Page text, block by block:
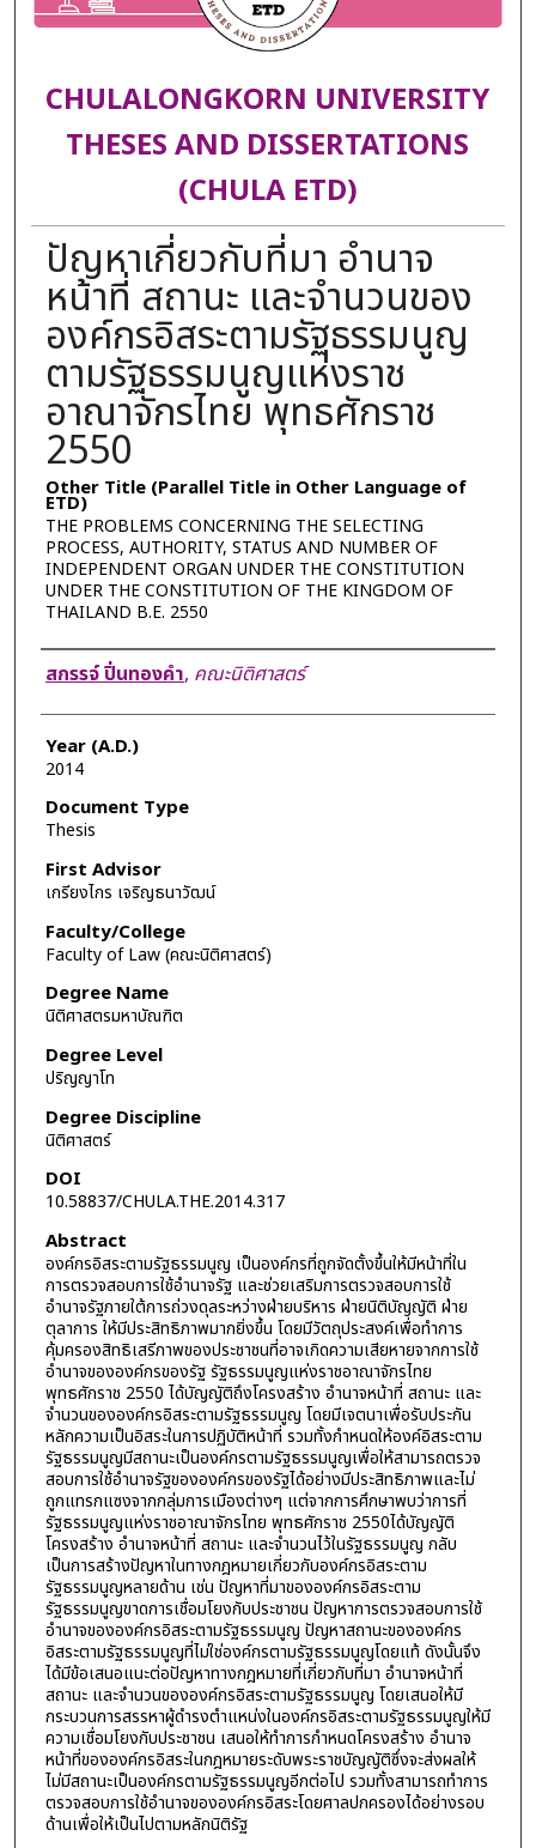
CHULALONGKORN UNIVERSITY
THESES AND DISSERTATIONS
(CHULA ETD)
ปัญหาเกี่ยวกับที่มา อำนาจ
หน้าที่ สถานะ และจำนวนของ
องค์กรอิสระตามรัฐธรรมนูญ
ตามรัฐธรรมนูญแห่งราช
อาณาจักรไทย พุทธศักราช
2550
Other Title (Parallel Title in Other Language of
ETD)
THE PROBLEMS CONCERNING THE SELECTING
PROCESS, AUTHORITY, STATUS AND NUMBER OF
INDEPENDENT ORGAN UNDER THE CONSTITUTION
UNDER THE CONSTITUTION OF THE KINGDOM OF
THAILAND B.E. 2550
Author
สกรรจ์ ปิ่นทองคำ, คณะนิติศาสตร์
Year (A.D.)
2014
Document Type
Thesis
First Advisor
เกรียงไกร เจริญธนาวัฒน์
Faculty/College
Faculty of Law (คณะนิติศาสตร์)
Degree Name
นิติศาสตรมหาบัณฑิต
Degree Level
ปริญญาโท
Degree Discipline
นิติศาสตร์
DOI
10.58837/CHULA.THE.2014.317
Abstract
องค์กรอิสระตามรัฐธรรมนูญ เป็นองค์กรที่ถูกจัดตั้งขึ้นให้มีหน้าที่ใน
การตรวจสอบการใช้อำนาจรัฐ และช่วยเสริมการตรวจสอบการใช้
อำนาจรัฐภายใต้การถ่วงดุลระหว่างฝ่ายบริหาร ฝ่ายนิติบัญญัติ ฝ่าย
ตุลาการ ให้มีประสิทธิภาพมากยิ่งขึ้น โดยมีวัตถุประสงค์เพื่อทำการ
คุ้มครองสิทธิเสรีภาพของประชาชนที่อาจเกิดความเสียหายจากการใช้
อำนาจขององค์กรของรัฐ รัฐธรรมนูญแห่งราชอาณาจักรไทย
พุทธศักราช 2550 ได้บัญญัติถึงโครงสร้าง อำนาจหน้าที่ สถานะ และ
จำนวนขององค์กรอิสระตามรัฐธรรมนูญ โดยมีเจตนาเพื่อรับประกัน
หลักความเป็นอิสระในการปฏิบัติหน้าที่ รวมทั้งกำหนดให้องค์อิสระตาม
รัฐธรรมนูญมีสถานะเป็นองค์กรตามรัฐธรรมนูญเพื่อให้สามารถตรวจ
สอบการใช้อำนาจรัฐขององค์กรของรัฐได้อย่างมีประสิทธิภาพและไม่
ถูกแทรกแซงจากกลุ่มการเมืองต่างๆ แต่จากการศึกษาพบว่าการที่
รัฐธรรมนูญแห่งราชอาณาจักรไทย พุทธศักราช 2550ได้บัญญัติ
โครงสร้าง อำนาจหน้าที่ สถานะ และจำนวนไว้ในรัฐธรรมนูญ กลับ
เป็นการสร้างปัญหาในทางกฎหมายเกี่ยวกับองค์กรอิสระตาม
รัฐธรรมนูญหลายด้าน เช่น ปัญหาที่มาขององค์กรอิสระตาม
รัฐธรรมนูญขาดการเชื่อมโยงกับประชาชน ปัญหาการตรวจสอบการใช้
อำนาจขององค์กรอิสระตามรัฐธรรมนูญ ปัญหาสถานะขององค์กร
อิสระตามรัฐธรรมนูญที่ไม่ใช่องค์กรตามรัฐธรรมนูญโดยแท้ ดังนั้นจึง
ได้มีข้อเสนอแนะต่อปัญหาทางกฎหมายที่เกี่ยวกับที่มา อำนาจหน้าที่
สถานะ และจำนวนขององค์กรอิสระตามรัฐธรรมนูญ โดยเสนอให้มี
กระบวนการสรรหาผู้ดำรงตำแหน่งในองค์กรอิสระตามรัฐธรรมนูญให้มี
ความเชื่อมโยงกับประชาชน เสนอให้ทำการกำหนดโครงสร้าง อำนาจ
หน้าที่ขององค์กรอิสระในกฎหมายระดับพระราชบัญญัติซึ่งจะส่งผลให้
ไม่มีสถานะเป็นองค์กรตามรัฐธรรมนูญอีกต่อไป รวมทั้งสามารถทำการ
ตรวจสอบการใช้อำนาจขององค์กรอิสระโดยศาลปกครองได้อย่างรอบ
ด้านเพื่อให้เป็นไปตามหลักนิติรัฐ